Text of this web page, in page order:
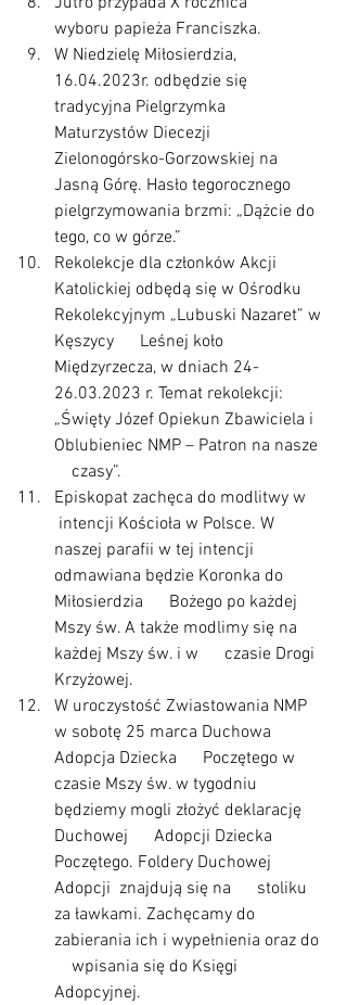
wyboru papieża Franciszka.
W Niedzielę Miłosierdzia,
16.04.2023r. odbędzie się
tradycyjna Pielgrzymka
Maturzystów Diecezji
Zielonogórsko-Gorzowskiej na
Jasną Górę. Hasło tegorocznego
pielgrzymowania brzmi: „Dążcie do
tego, co w górze.”
Rekolekcje dla członków Akcji
Katolickiej odbędą się w Ośrodku
Rekolekcyjnym „Lubuski Nazaret” w
Kęszycy      Leśnej koło
Międzyrzecza, w dniach 24-
26.03.2023 r. Temat rekolekcji:
„Święty Józef Opiekun Zbawiciela i
Oblubieniec NMP – Patron na nasze
    czasy”.
Episkopat zachęca do modlitwy w
intencji Kościoła w Polsce. W
naszej parafii w tej intencji
odmawiana będzie Koronka do
Miłosierdzia      Bożego po każdej
Mszy św. A także modlimy się na
każdej Mszy św. i w      czasie Drogi
Krzyżowej.
W uroczystość Zwiastowania NMP
w sobotę 25 marca Duchowa
Adopcja Dziecka      Poczętego w
czasie Mszy św. w tygodniu
będziemy mogli złożyć deklarację
Duchowej      Adopcji Dziecka
Poczętego. Foldery Duchowej
Adopcji  znajdują się na      stoliku
za ławkami. Zachęcamy do
zabierania ich i wypełnienia oraz do
    wpisania się do Księgi
Adopcyjnej.